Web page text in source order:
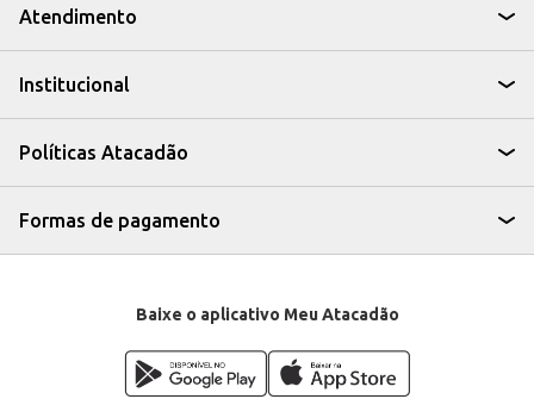
Atendimento
Institucional
Políticas Atacadão
Formas de pagamento
Baixe o aplicativo Meu Atacadão